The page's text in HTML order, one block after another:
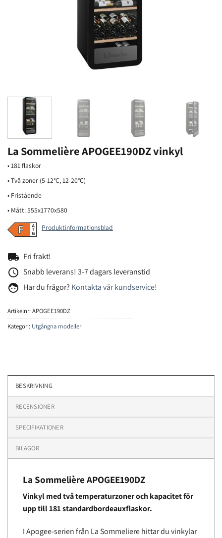
La Sommelière APOGEE190DZ vinkyl
• 181 flaskor
• Två zoner (5-12°C, 12-20°C)
• Fristående
• Mått: 555x1770x580
Produktinformationsblad
local_shipping Fri frakt!
access_time Snabb leverans! 3-7 dagars leveranstid
face Har du frågor? Kontakta vår kundservice!
Artikelnr:APOGEE190DZ
Kategori: Utgångna modeller
BESKRIVNING
RECENSIONER
SPECIFIKATIONER
BILAGOR
La Sommelière APOGEE190DZ
Vinkyl med två temperaturzoner och kapacitet för
upp till 181 standardbordeauxflaskor.
I Apogee-serien från La Sommeliere hittar du vinkylar